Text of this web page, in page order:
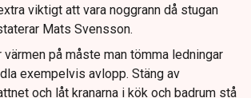
viktigt att vara noggrann då stugan
Mats Svensson.
värmen på måste man tömma ledningar
exempelvis avlopp. Stäng av
och låt kranarna i kök och badrum stå